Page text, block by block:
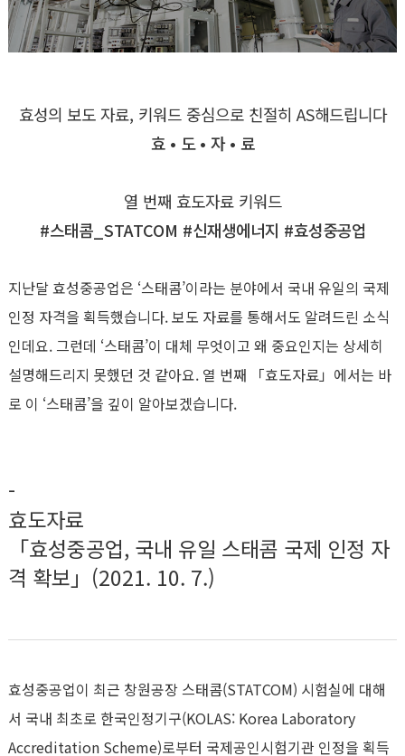
효성의 보도 자료, 키워드 중심으로 친절히 AS해드립니다
효 • 도 • 자 • 료
열 번째 효도자료 키워드
#스태콤_STATCOM #신재생에너지 #효성중공업
지난달 효성중공업은 ‘스태콤’이라는 분야에서 국내 유일의 국제
인정 자격을 획득했습니다. 보도 자료를 통해서도 알려드린 소식
인데요. 그런데 ‘스태콤’이 대체 무엇이고 왜 중요인지는 상세히
설명해드리지 못했던 것 같아요. 열 번째 「효도자료」에서는 바
로 이 ‘스태콤’을 깊이 알아보겠습니다.
-
효도자료
「효성중공업, 국내 유일 스태콤 국제 인정 자
격 확보」(2021. 10. 7.)
효성중공업이 최근 창원공장 스태콤(STATCOM) 시험실에 대해
서 국내 최초로 한국인정기구(KOLAS: Korea Laboratory
Accreditation Scheme)로부터 국제공인시험기관 인정을 획득